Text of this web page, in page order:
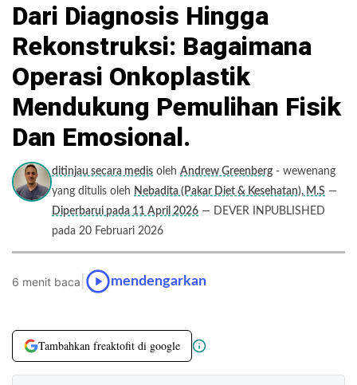
Dari Diagnosis Hingga
Rekonstruksi: Bagaimana
Operasi Onkoplastik
Mendukung Pemulihan Fisik
Dan Emosional.
ditinjau secara medis oleh Andrew Greenberg - wewenang
yang ditulis oleh Nebadita (Pakar Diet & Kesehatan), M.S —
Diperbarui pada 11 April 2026 — DEVER INPUBLISHED
pada 20 Februari 2026
6 menit baca mendengarkan
Tambahkan freaktofit di google